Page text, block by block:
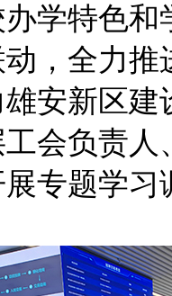
学特色
，全力
安新区
会负责
专题学习